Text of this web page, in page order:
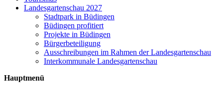
Landesgartenschau 2027
Stadtpark in Büdingen
Büdingen profitiert
Projekte in Büdingen
Bürgerbeteiligung
Ausschreibungen im Rahmen der Landesgartenschau
Interkommunale Landesgartenschau
Hauptmenü